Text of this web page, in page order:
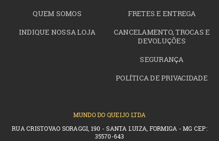
QUEM SOMOS
INDIQUE NOSSA LOJA
FRETES E ENTREGA
CANCELAMENTO, TROCAS E
DEVOLUÇÕES
SEGURANÇA
POLÍTICA DE PRIVACIDADE
MUNDO DO QUEIJO LTDA
RUA CRISTOVAO SORAGGI, 190 - SANTA LUIZA, FORMIGA - MG CEP:
35570-643